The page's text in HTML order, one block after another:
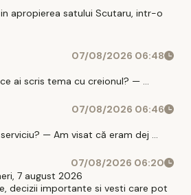
apropierea satului Scutaru, intr-o
07/08/2026 06:48
ai scris tema cu creionul? — ...
07/08/2026 06:46
— Am visat că eram dej ...
07/08/2026 06:20
7 august 2026
decizii importante si vesti care pot